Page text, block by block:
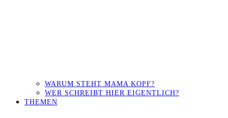
WARUM STEHT MAMA KOPF?
WER SCHREIBT HIER EIGENTLICH?
THEMEN